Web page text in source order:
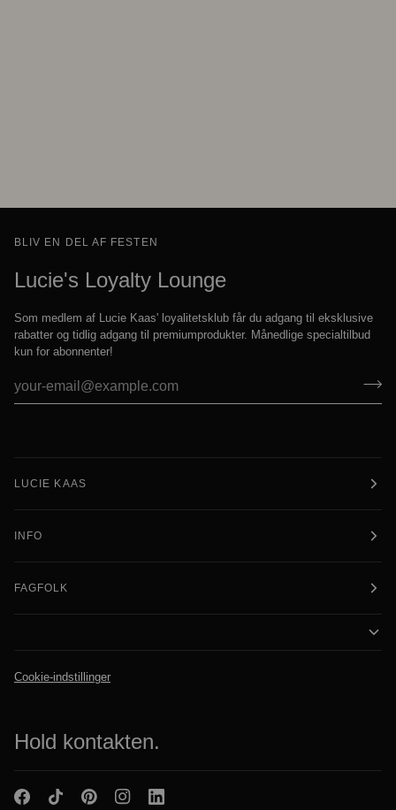
BLIV EN DEL AF FESTEN
Lucie's Loyalty Lounge
Som medlem af Lucie Kaas' loyalitetsklub får du adgang til eksklusive
rabatter og tidlig adgang til premiumprodukter. Månedlige specialtilbud
kun for abonnenter!
LUCIE KAAS
INFO
FAGFOLK
Cookie-indstillinger
Hold kontakten.